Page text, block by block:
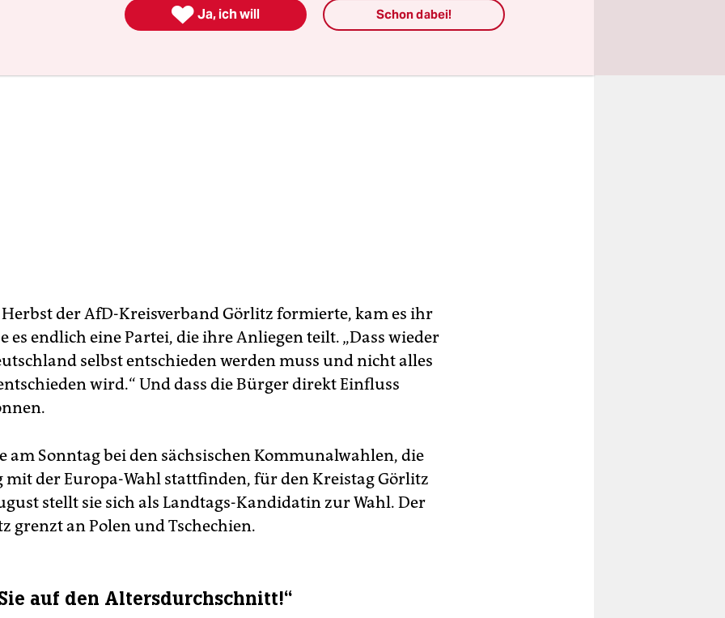
der AfD-Kreisverband Görlitz formierte, kam es ihr
es endlich eine Partei, die ihre Anliegen teilt. „Dass wieder
selbst entschieden werden muss und nicht alles
wird.“ Und dass die Bürger direkt Einfluss
am Sonntag bei den sächsischen Kommunalwahlen, die
mit der Europa-Wahl stattfinden, für den Kreistag Görlitz
stellt sie sich als Landtags-Kandidatin zur Wahl. Der
grenzt an Polen und Tschechien.
auf den Altersdurchschnitt!“
 Ja, ich will Schon dabei!